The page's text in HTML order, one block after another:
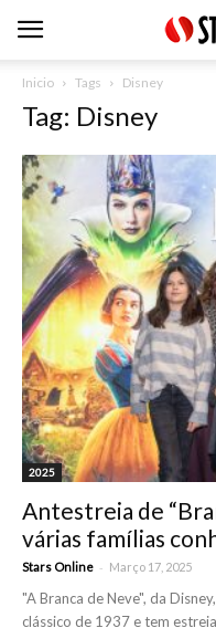
Inicio Tags Disney
Tag: Disney
2025
Antestreia de
várias famílias
Stars Online - Março 17, 2025
"A Branca de Neve", da
clássico de 1937 e tem